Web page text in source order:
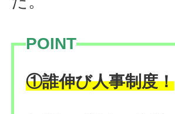
POINT
①誰伸び人事制度！